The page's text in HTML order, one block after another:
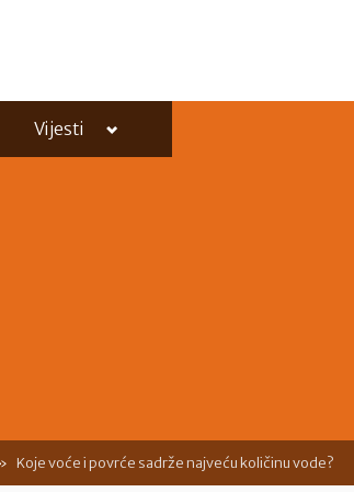
Vijesti
Toggle
menu
Koje voće i povrće sadrže najveću količinu vode?